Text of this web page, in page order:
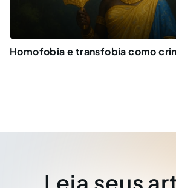
Homofobia e transfobia como
Leia seus